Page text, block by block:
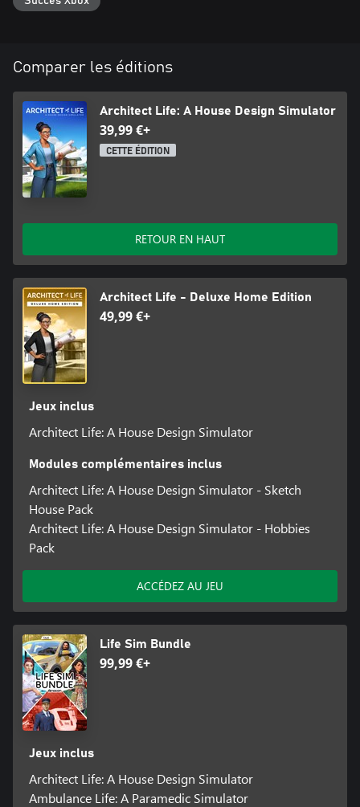
détendez-vous en admirant vos créations au sein de leur biome
Comparer les éditions
Architect Life: A House Design Simulator
39,99 €+
CETTE ÉDITION
RETOUR EN HAUT
Architect Life - Deluxe Home Edition
49,99 €+
Jeux inclus
Architect Life: A House Design Simulator
Modules complémentaires inclus
Architect Life: A House Design Simulator - Sketch
House Pack
Architect Life: A House Design Simulator - Hobbies
Pack
ACCÉDEZ AU JEU
Life Sim Bundle
99,99 €+
Jeux inclus
Architect Life: A House Design Simulator
Ambulance Life: A Paramedic Simulator